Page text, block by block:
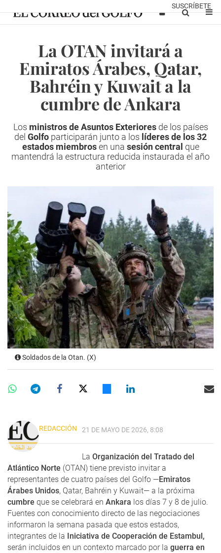
SUSCRÍBETE
La OTAN invitará a
Emiratos Árabes, Qatar,
Bahréin y Kuwait a la
cumbre de Ankara
Los ministros de Asuntos Exteriores de los países
del Golfo participarán junto a los líderes de los 32
estados miembrosen una sesión central que
mantendrá la estructura reducida instaurada el año
anterior
Soldados de la Otan. (X)
REDACCIÓN 21 DE MAYO DE 2026, 8:08
La Organización del Tratado del
Atlántico Norte (OTAN) tiene previsto invitar a
representantes de cuatro países del Golfo —Emiratos
Árabes Unidos, Qatar, Bahréin y Kuwait— a la próxima
cumbre que se celebrará en Ankara los días 7 y 8 de julio.
Fuentes con conocimiento directo de las negociaciones
informaron la semana pasada que estos estados,
integrantes de la Iniciativa de Cooperación de Estambul,
serán incluidos en un contexto marcado por la guerra en